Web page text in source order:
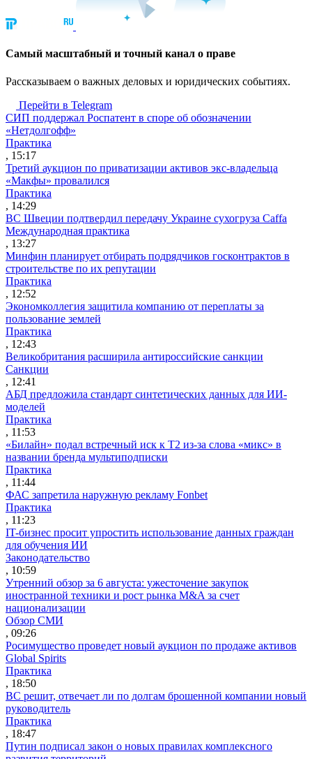
Cамый масштабный и точный канал о праве
Рассказываем о важных деловых и юридических событиях.
Перейти в Telegram
СИП поддержал Роспатент в споре об обозначении
«Нетдолгофф»
Практика
, 15:17
Третий аукцион по приватизации активов экс-владельца
«Макфы» провалился
Практика
, 14:29
ВС Швеции подтвердил передачу Украине сухогруза Caffa
Международная практика
, 13:27
Минфин планирует отбирать подрядчиков госконтрактов в
строительстве по их репутации
Практика
, 12:52
Экономколлегия защитила компанию от переплаты за
пользование землей
Практика
, 12:43
Великобритания расширила антироссийские санкции
Санкции
, 12:41
АБД предложила стандарт синтетических данных для ИИ-
моделей
Практика
, 11:53
«Билайн» подал встречный иск к Т2 из-за слова «микс» в
названии бренда мультиподписки
Практика
, 11:44
ФАС запретила наружную рекламу Fonbet
Практика
, 11:23
IT-бизнес просит упростить использование данных граждан
для обучения ИИ
Законодательство
, 10:59
Утренний обзор за 6 августа: ужесточение закупок
иностранной техники и рост рынка M&A за счет
национализации
Обзор СМИ
, 09:26
Росимущество проведет новый аукцион по продаже активов
Global Spirits
Практика
, 18:50
ВС решит, отвечает ли по долгам брошенной компании новый
руководитель
Практика
, 18:47
Путин подписал закон о новых правилах комплексного